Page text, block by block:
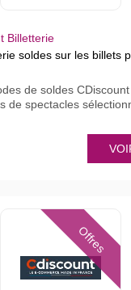
Billetterie
soldes sur les billets
de soldes
de spectacles
Offres